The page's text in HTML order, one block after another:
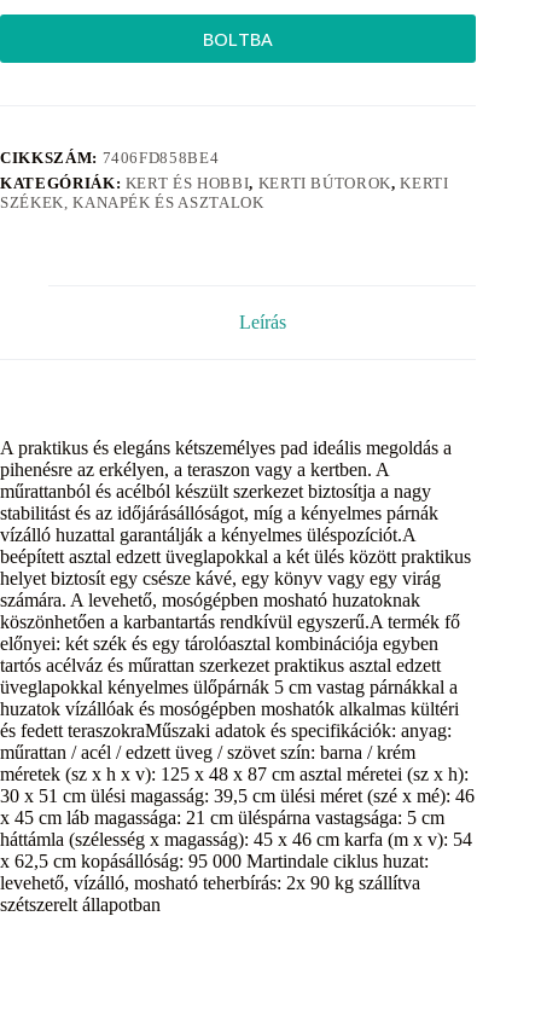
BOLTBA
CIKKSZÁM: 7406FD858BE4
KATEGÓRIÁK: KERT ÉS HOBBI, KERTI BÚTOROK,KERTI
SZÉKEK, KANAPÉK ÉS ASZTALOK
Leírás
A praktikus és elegáns kétszemélyes pad ideális megoldás a
pihenésre az erkélyen, a teraszon vagy a kertben. A
műrattanból és acélból készült szerkezet biztosítja a nagy
stabilitást és az időjárásállóságot, míg a kényelmes párnák
vízálló huzattal garantálják a kényelmes üléspozíciót.A
beépített asztal edzett üveglapokkal a két ülés között praktikus
helyet biztosít egy csésze kávé, egy könyv vagy egy virág
számára. A levehető, mosógépben mosható huzatoknak
köszönhetően a karbantartás rendkívül egyszerű.A termék fő
előnyei: két szék és egy tárolóasztal kombinációja egyben
tartós acélváz és műrattan szerkezet praktikus asztal edzett
üveglapokkal kényelmes ülőpárnák 5 cm vastag párnákkal a
huzatok vízállóak és mosógépben moshatók alkalmas kültéri
és fedett teraszokraMűszaki adatok és specifikációk: anyag:
műrattan / acél / edzett üveg / szövet szín: barna / krém
méretek (sz x h x v): 125 x 48 x 87 cm asztal méretei (sz x h):
30 x 51 cm ülési magasság: 39,5 cm ülési méret (szé x mé): 46
x 45 cm láb magassága: 21 cm üléspárna vastagsága: 5 cm
háttámla (szélesség x magasság): 45 x 46 cm karfa (m x v): 54
x 62,5 cm kopásállóság: 95 000 Martindale ciklus huzat:
levehető, vízálló, mosható teherbírás: 2x 90 kg szállítva
szétszerelt állapotban